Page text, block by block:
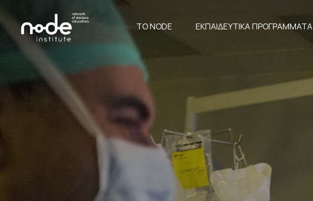
ΤΟ NODE ΕΚΠΑΙΔΕΥΤΙΚΆ ΠΡΟΓΡΆΜΜΑΤΑ